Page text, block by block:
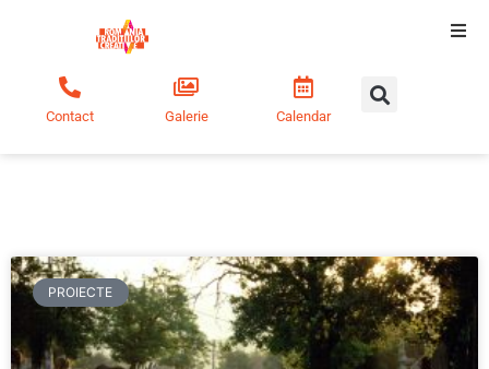
Tradiții creative
Noutăți
Contact Galerie Calendar
PROIECTE